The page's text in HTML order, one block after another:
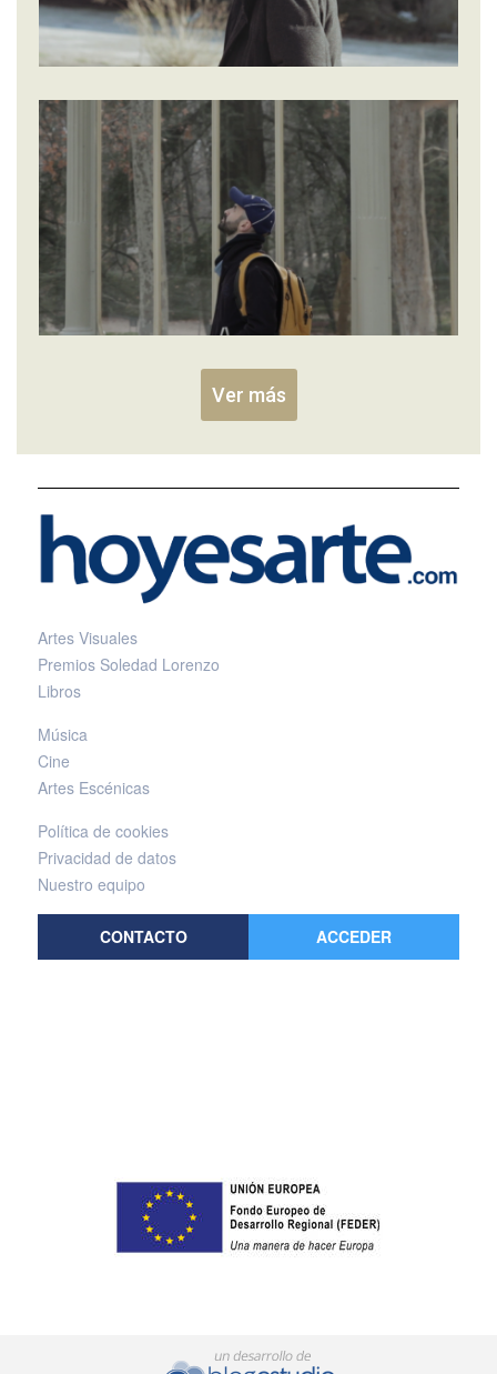
Ver más
Artes Visuales
Premios Soledad Lorenzo
Libros
Música
Cine
Artes Escénicas
Política de cookies
Privacidad de datos
Nuestro equipo
CONTACTO ACCEDER